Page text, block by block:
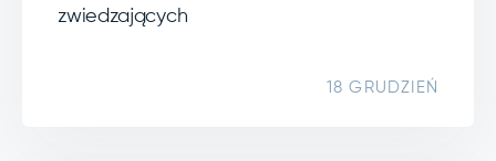
zwiedzających
18 GRUDZIEŃ